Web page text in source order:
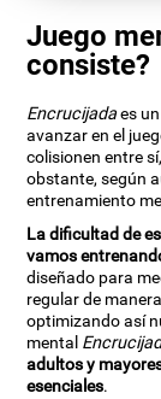
Juego
consiste?
Encrucijadaes un
avanzar en el
colisionen entre
obstante, según
entrenamiento
La dificultad de
vamos
diseñado para
regular de
optimizando así
mental
adultos y
esenciales.